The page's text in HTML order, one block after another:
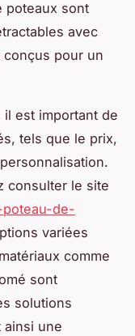
poteaux sont
avec
pour un
est important de
tels que le prix,
consulter le site
de-
variées
comme
sont
solutions
ainsi une